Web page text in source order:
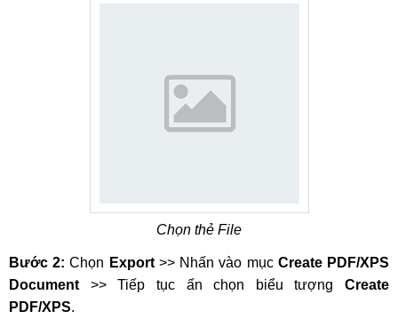
Chọn thẻ File
Bước 2: Chọn Export>> Nhấn vào mục Create PDF/XPS
Document >> Tiếp tục ấn chọn biểu tượng Create
PDF/XPS.